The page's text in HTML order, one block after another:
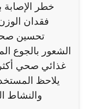
خطر الإصابة
فقدان
تحسين
الشعور بالجوع
غذائي صحي
يلاحظ
والنشاط